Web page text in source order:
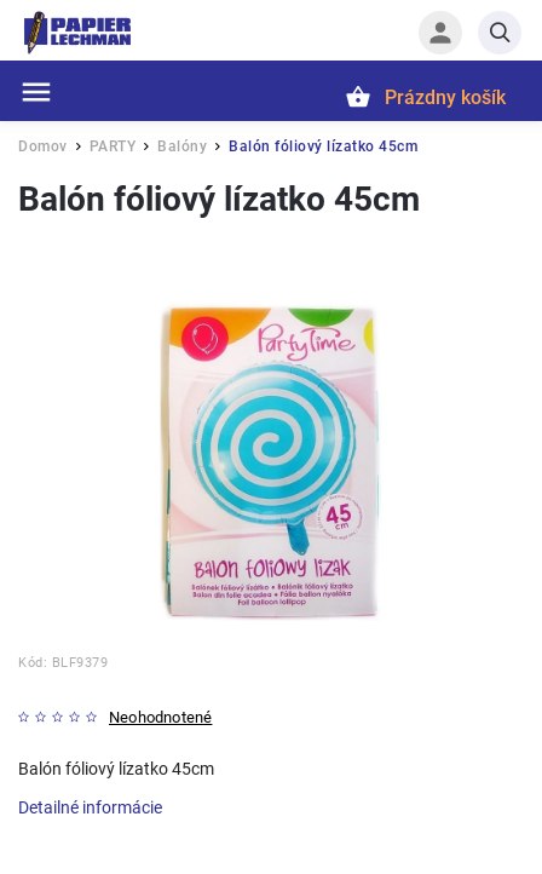
Prázdny košík
Domov / PARTY / Balóny / Balón fóliový lízatko 45cm
Balón fóliový lízatko 45cm
Kód: BLF9379
Neohodnotené
Balón fóliový lízatko 45cm
Detailné informácie